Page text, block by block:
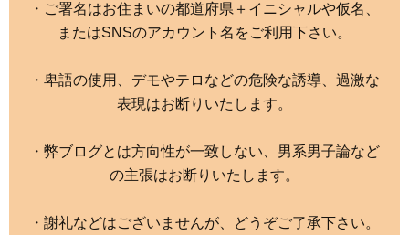
・ご署名はお住まいの都道府県＋イニシャルや仮名、
またはSNSのアカウント名をご利用下さい。
・卑語の使用、デモやテロなどの危険な誘導、過激な
表現はお断りいたします。
・弊ブログとは方向性が一致しない、男系男子論など
の主張はお断りいたします。
・謝礼などはございませんが、どうぞご了承下さい。